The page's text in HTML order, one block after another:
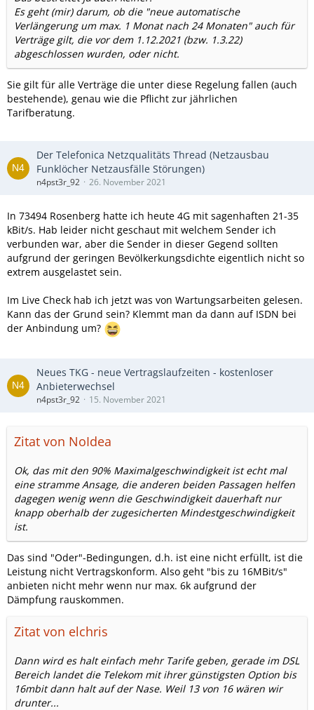
Es geht (mir) darum, ob die "neue automatische
Verlängerung um max. 1 Monat nach 24 Monaten" auch für
Verträge gilt, die vor dem 1.12.2021 (bzw. 1.3.22)
abgeschlossen wurden, oder nicht.
Sie gilt für alle Verträge die unter diese Regelung fallen (auch
bestehende), genau wie die Pflicht zur jährlichen
Tarifberatung.
Der Telefonica Netzqualitäts Thread (Netzausbau
Funklöcher Netzausfälle Störungen)
n4pst3r_92 26. November 2021
In 73494 Rosenberg hatte ich heute 4G mit sagenhaften 21-35
kBit/s. Hab leider nicht geschaut mit welchem Sender ich
verbunden war, aber die Sender in dieser Gegend sollten
aufgrund der geringen Bevölkerkungsdichte eigentlich nicht so
extrem ausgelastet sein.
Im Live Check hab ich jetzt was von Wartungsarbeiten gelesen.
Kann das der Grund sein? Klemmt man da dann auf ISDN bei
der Anbindung um?
Neues TKG - neue Vertragslaufzeiten - kostenloser
Anbieterwechsel
n4pst3r_92 15. November 2021
Zitat von NoIdea
Ok, das mit den 90% Maximalgeschwindigkeit ist echt mal
eine stramme Ansage, die anderen beiden Passagen helfen
dagegen wenig wenn die Geschwindigkeit dauerhaft nur
knapp oberhalb der zugesicherten Mindestgeschwindigkeit
ist.
Das sind "Oder"-Bedingungen, d.h. ist eine nicht erfüllt, ist die
Leistung nicht Vertragskonform. Also geht "bis zu 16MBit/s"
anbieten nicht mehr wenn nur max. 6k aufgrund der
Dämpfung rauskommen.
Zitat von elchris
Dann wird es halt einfach mehr Tarife geben, gerade im DSL
Bereich landet die Telekom mit ihrer günstigsten Option bis
16mbit dann halt auf der Nase. Weil 13 von 16 wären wir
drunter...